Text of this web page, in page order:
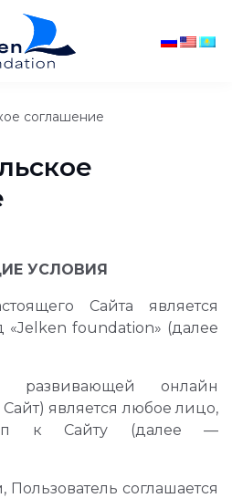
соглашение
УСЛОВИЯ
го Сайта является
«Jelken foundation» (далее
развивающей онлайн
является любое лицо,
к Сайту (далее —
Пользователь соглашается